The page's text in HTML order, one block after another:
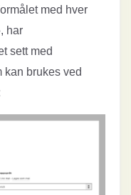
med hver
har
sett med
kan brukes ved